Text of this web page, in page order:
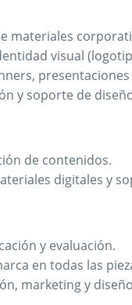
materiales
visual
y soporte de
de contenidos.
digitales y
y evaluación.
en todas las
marketing y